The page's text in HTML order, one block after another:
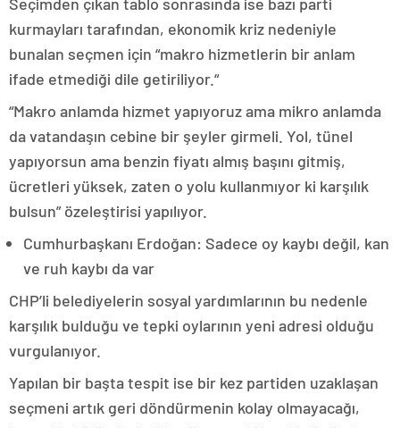
kurmayları tarafından, ekonomik kriz nedeniyle
bunalan seçmen için “makro hizmetlerin bir anlam
ifade etmediği dile getiriliyor.“
“Makro anlamda hizmet yapıyoruz ama mikro anlamda
da vatandaşın cebine bir şeyler girmeli. Yol, tünel
yapıyorsun ama benzin fiyatı almış başını gitmiş,
ücretleri yüksek, zaten o yolu kullanmıyor ki karşılık
bulsun” özeleştirisi yapılıyor.
Cumhurbaşkanı Erdoğan: Sadece oy kaybı değil, kan
ve ruh kaybı da var
CHP’li belediyelerin sosyal yardımlarının bu nedenle
karşılık bulduğu ve tepki oylarının yeni adresi olduğu
vurgulanıyor.
Yapılan bir başta tespit ise bir kez partiden uzaklaşan
seçmeni artık geri döndürmenin kolay olmayacağı,